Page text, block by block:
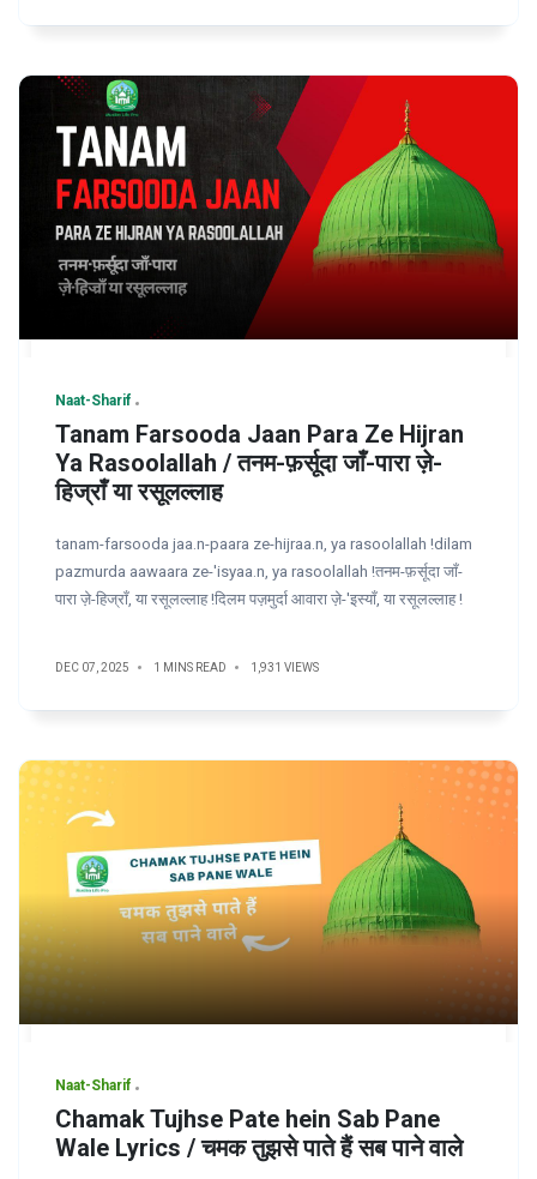
Naat-Sharif
Tanam Farsooda Jaan Para Ze Hijran
Ya Rasoolallah / तनम-फ़र्सूदा जाँ-पारा ज़े-
हिज्राँ या रसूलल्लाह
tanam-farsooda jaa.n-paara ze-hijraa.n, ya rasoolallah !dilam
pazmurda aawaara ze-'isyaa.n, ya rasoolallah !तनम-फ़र्सूदा जाँ-
पारा ज़े-हिज्राँ, या रसूलल्लाह !दिलम पज़मुर्दा आवारा ज़े-'इस्याँ, या रसूलल्लाह !
DEC 07, 2025 1 MINS READ 1,931 VIEWS
Naat-Sharif
Chamak Tujhse Pate hein Sab Pane
Wale Lyrics / चमक तुझसे पाते हैं सब पाने वाले